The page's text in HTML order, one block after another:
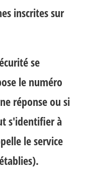
inscrites sur
se
le numéro
réponse ou si
s'identifier à
le service